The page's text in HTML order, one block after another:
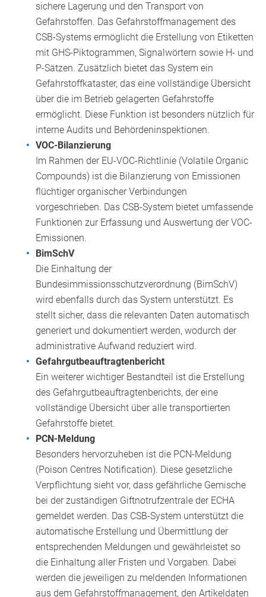
sichere Lagerung und den Transport von
Gefahrstoffen. Das Gefahrstoffmanagement des
CSB-Systems ermöglicht die Erstellung von Etiketten
mit GHS-Piktogrammen, Signalwörtern sowie H- und
P-Sätzen. Zusätzlich bietet das System ein
Gefahrstoffkataster, das eine vollständige Übersicht
über die im Betrieb gelagerten Gefahrstoffe
ermöglicht. Diese Funktion ist besonders nützlich für
interne Audits und Behördeninspektionen.
VOC-Bilanzierung
Im Rahmen der EU-VOC-Richtlinie (Volatile Organic
Compounds) ist die Bilanzierung von Emissionen
flüchtiger organischer Verbindungen
vorgeschrieben. Das CSB-System bietet umfassende
Funktionen zur Erfassung und Auswertung der VOC-
Emissionen.
BimSchV
Die Einhaltung der
Bundesimmissionsschutzverordnung (BimSchV)
wird ebenfalls durch das System unterstützt. Es
stellt sicher, dass die relevanten Daten automatisch
generiert und dokumentiert werden, wodurch der
administrative Aufwand reduziert wird.
Gefahrgutbeauftragtenbericht
Ein weiterer wichtiger Bestandteil ist die Erstellung
des Gefahrgutbeauftragtenberichts, der eine
vollständige Übersicht über alle transportierten
Gefahrstoffe bietet.
PCN-Meldung
Besonders hervorzuheben ist die PCN-Meldung
(Poison Centres Notification). Diese gesetzliche
Verpflichtung sieht vor, dass gefährliche Gemische
bei der zuständigen Giftnotrufzentrale der ECHA
gemeldet werden. Das CSB-System unterstützt die
automatische Erstellung und Übermittlung der
entsprechenden Meldungen und gewährleistet so
die Einhaltung aller Fristen und Vorgaben. Dabei
werden die jeweiligen zu meldenden Informationen
aus dem Gefahrstoffmanagement, den Artikeldaten